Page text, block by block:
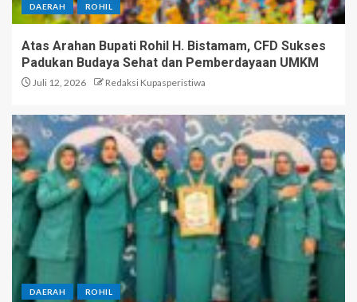
DAERAH ROHIL
Atas Arahan Bupati Rohil H. Bistamam, CFD Sukses
Padukan Budaya Sehat dan Pemberdayaan UMKM
Juli 12, 2026 Redaksi Kupasperistiwa
DAERAH ROHIL